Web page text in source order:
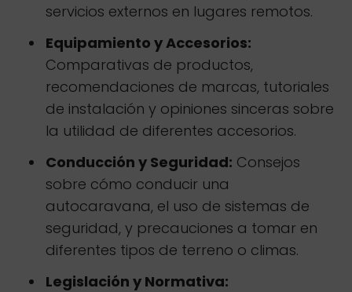
servicios externos en lugares remotos.
Equipamiento y Accesorios:
Comparativas de productos,
recomendaciones de marcas, tutoriales
de instalación y opiniones sinceras sobre
la utilidad de diferentes accesorios.
Conducción y Seguridad: Consejos
sobre cómo conducir una
autocaravana, el uso de sistemas de
seguridad, y precauciones a tomar en
diferentes tipos de terreno o climas.
Legislación y Normativa: